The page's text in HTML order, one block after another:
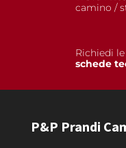
camino /
Richiedi le
schede
P&P Prandi